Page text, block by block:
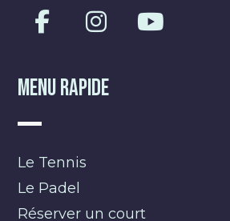
Menu Rapide
Le Tennis
Le Padel
Réserver un court